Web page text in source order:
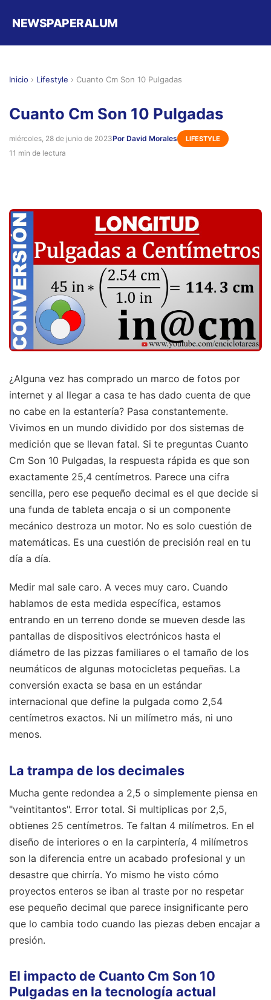
NEWSPAPERALUM
Inicio › Lifestyle › Cuanto Cm Son 10 Pulgadas
Cuanto Cm Son 10 Pulgadas
miércoles, 28 de junio de 2023Por David Morales LIFESTYLE
11 min de lectura
¿Alguna vez has comprado un marco de fotos por
internet y al llegar a casa te has dado cuenta de que
no cabe en la estantería? Pasa constantemente.
Vivimos en un mundo dividido por dos sistemas de
medición que se llevan fatal. Si te preguntas Cuanto
Cm Son 10 Pulgadas, la respuesta rápida es que son
exactamente 25,4 centímetros. Parece una cifra
sencilla, pero ese pequeño decimal es el que decide si
una funda de tableta encaja o si un componente
mecánico destroza un motor. No es solo cuestión de
matemáticas. Es una cuestión de precisión real en tu
día a día.
Medir mal sale caro. A veces muy caro. Cuando
hablamos de esta medida específica, estamos
entrando en un terreno donde se mueven desde las
pantallas de dispositivos electrónicos hasta el
diámetro de las pizzas familiares o el tamaño de los
neumáticos de algunas motocicletas pequeñas. La
conversión exacta se basa en un estándar
internacional que define la pulgada como 2,54
centímetros exactos. Ni un milímetro más, ni uno
menos.
La trampa de los decimales
Mucha gente redondea a 2,5 o simplemente piensa en
"veintitantos". Error total. Si multiplicas por 2,5,
obtienes 25 centímetros. Te faltan 4 milímetros. En el
diseño de interiores o en la carpintería, 4 milímetros
son la diferencia entre un acabado profesional y un
desastre que chirría. Yo mismo he visto cómo
proyectos enteros se iban al traste por no respetar
ese pequeño decimal que parece insignificante pero
que lo cambia todo cuando las piezas deben encajar a
presión.
El impacto de Cuanto Cm Son 10
Pulgadas en la tecnología actual